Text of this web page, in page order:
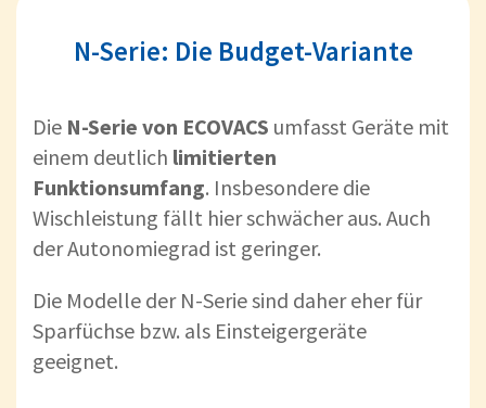
N-Serie: Die Budget-Variante
Die N-Serie von ECOVACS umfasst Geräte mit
einem deutlich limitierten
Funktionsumfang. Insbesondere die
Wischleistung fällt hier schwächer aus. Auch
der Autonomiegrad ist geringer.
Die Modelle der N-Serie sind daher eher für
Sparfüchse bzw. als Einsteigergeräte
geeignet.